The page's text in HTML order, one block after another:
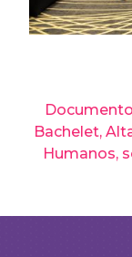
Bachelet,
Humanos,